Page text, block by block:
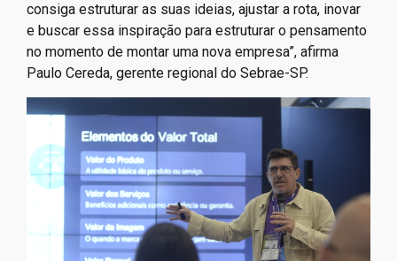
consiga estruturar as suas ideias, ajustar a rota, inovar
e buscar essa inspiração para estruturar o pensamento
no momento de montar uma nova empresa”, afirma
Paulo Cereda, gerente regional do Sebrae-SP.